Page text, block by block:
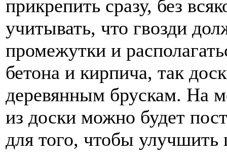
прикрепить сразу, без
учитывать, что гвозди
промежутки и
бетона и кирпича, так
деревянным брускам. На
из доски можно будет
для того, чтобы